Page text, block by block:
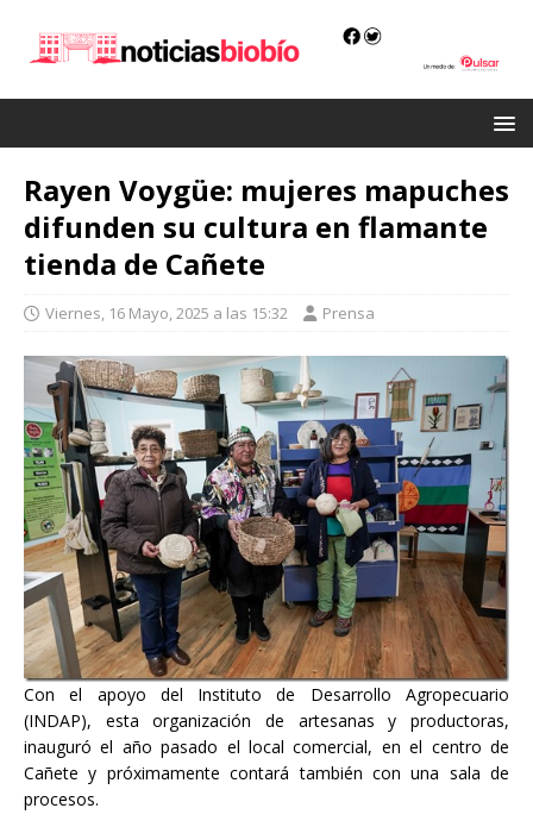
Rayen Voygüe: mujeres mapuches
difunden su cultura en flamante
tienda de Cañete
Viernes, 16 Mayo, 2025 a las 15:32 Prensa
Con el apoyo del Instituto de Desarrollo Agropecuario
(INDAP), esta organización de artesanas y productoras,
inauguró el año pasado el local comercial, en el centro de
Cañete y próximamente contará también con una sala de
procesos.